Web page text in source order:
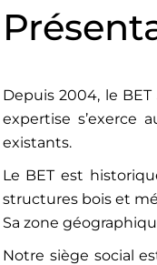
Depuis 2004, le
expertise s’exerce
existants.
Le BET est
structures bois et
Sa zone
Notre siège social